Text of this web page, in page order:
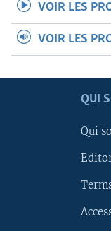
VOIR LES
VOIR LES
QUI
Qui